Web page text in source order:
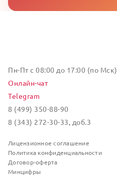
Пн-Пт с 08:00 до 17:00 (по Мск)
Онлайн-чат
Telegram
8 (499) 350-88-90
8 (343) 272-30-33, доб.3
Лицензионное соглашение
Политика конфиденциальности
Договор-оферта
Минцифры